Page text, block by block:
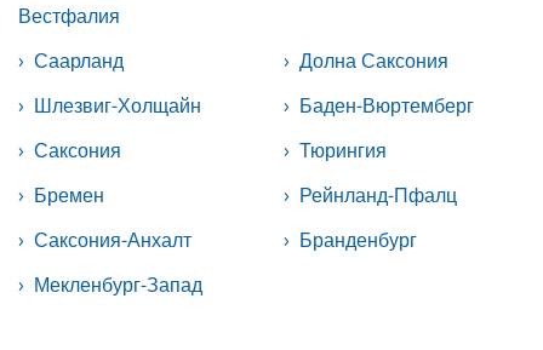
Вестфалия
Саарланд
Долна Саксония
Шлезвиг-Холщайн
Баден-Вюртемберг
Саксония
Тюрингия
Бремен
Рейнланд-Пфалц
Саксония-Анхалт
Бранденбург
Мекленбург-Запад